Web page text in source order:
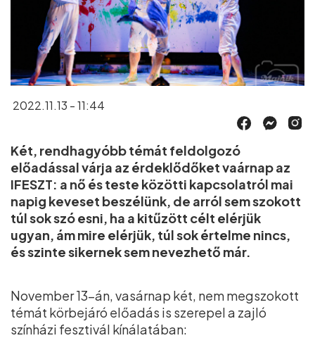
2022.11.13 - 11:44
Két, rendhagyóbb témát feldolgozó
előadással várja az érdeklődőket vaárnap az
IFESZT: a nő és teste közötti kapcsolatról mai
napig keveset beszélünk, de arról sem szokott
túl sok szó esni, ha a kitűzött célt elérjük
ugyan, ám mire elérjük, túl sok értelme nincs,
és szinte sikernek sem nevezhető már.
November 13-án, vasárnap két, nem megszokott
témát körbejáró előadás is szerepel a zajló
színházi fesztivál kínálatában: